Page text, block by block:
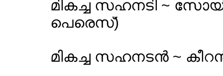
മികച്ച സഹനടി ~
പെരെസ്)
മികച്ച സഹനടന്‍ ~